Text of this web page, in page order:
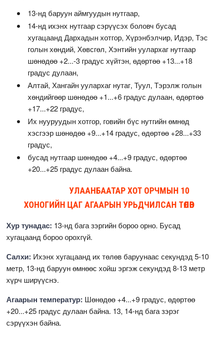
13-нд баруун аймгуудын нутгаар,
14-нд ихэнх нутгаар сэрүүсэх боловч бусад
хугацаанд Дархадын хотгор, Хүрэнбэлчир, Идэр, Тэс
голын хөндий, Хөвсгөл, Хэнтийн уулархаг нутгаар
шөнөдөө +2...-3 градус хүйтэн, өдөртөө +13...+18
градус дулаан,
Алтай, Хангайн уулархаг нутаг, Туул, Тэрэлж голын
хөндийгөөр шөнөдөө +1...+6 градус дулаан, өдөртөө
+17...+22 градус,
Их нууруудын хотгор, говийн бүс нутгийн өмнөд
хэсгээр шөнөдөө +9...+14 градус, өдөртөө +28...+33
градус,
бусад нутгаар шөнөдөө +4...+9 градус, өдөртөө
+20...+25 градус дулаан байна.
УЛААНБААТАР ХОТ ОРЧМЫН 10
ХОНОГИЙН ЦАГ АГААРЫН УРЬДЧИЛСАН ТӨЛӨВ
Хур тунадас: 13-нд бага зэргийн бороо орно. Бусад
хугацаанд бороо орохгүй.
Салхи: Ихэнх хугацаанд их төлөв баруунаас секундэд 5-10
метр, 13-нд баруун өмнөөс хойш эргэж секундэд 8-13 метр
хүрч ширүүснэ.
Агаарын температур: Шөнөдөө +4...+9 градус, өдөртөө
+20...+25 градус дулаан байна. 13, 14-нд бага зэрэг
сэрүүхэн байна.